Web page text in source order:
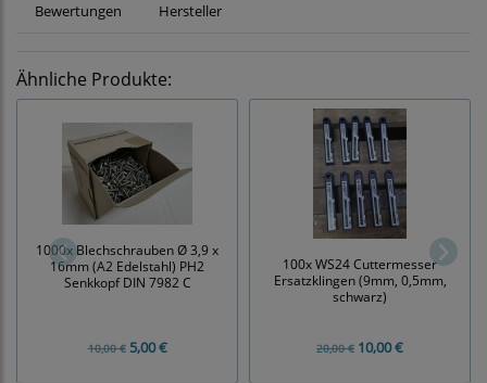
Bewertungen Hersteller
Ähnliche Produkte:
1000x Blechschrauben Ø 3,9 x
16mm (A2 Edelstahl) PH2
Senkkopf DIN 7982 C
10,00 €5,00 €
100x WS24 Cuttermesser
Ersatzklingen (9mm, 0,5mm,
schwarz)
20,00 € 10,00 €